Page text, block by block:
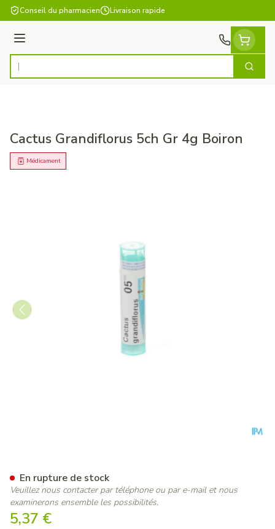
Aller au contenu
Conseil du pharmacien Livraison rapide
Menu
Rechercher
Cactus Grandiflorus 5ch Gr 4g Boiron
Médicament
5,37 €
En rupture de stock
Veuillez nous contacter par téléphone ou par e-mail et nous
examinerons ensemble les possibilités.